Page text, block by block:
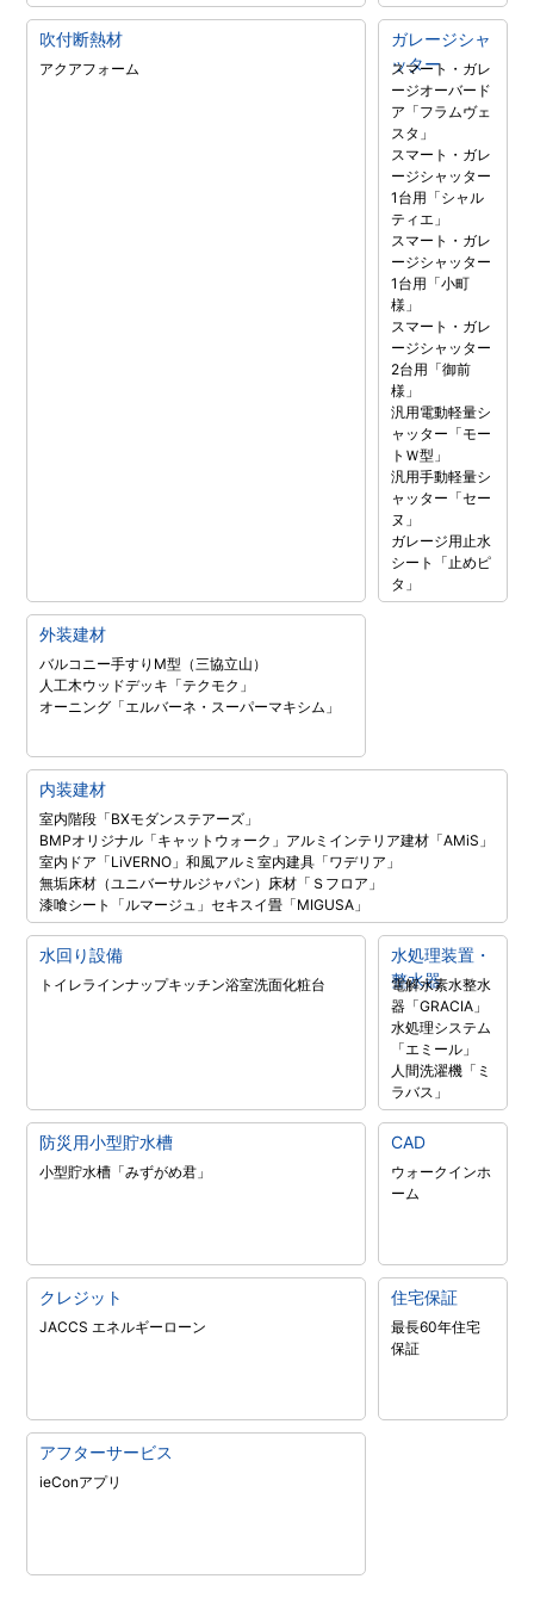
吹付断熱材
アクアフォーム
ガレージシャ
ッター
スマート・ガレ
ージオーバード
ア「フラムヴェ
スタ」
スマート・ガレ
ージシャッター
1台用「シャル
ティエ」
スマート・ガレ
ージシャッター
1台用「小町
様」
スマート・ガレ
ージシャッター
2台用「御前
様」
汎用電動軽量シ
ャッター「モー
トＷ型」
汎用手動軽量シ
ャッター「セー
ヌ」
ガレージ用止水
シート「止めピ
タ」
外装建材
バルコニー手すりM型（三協立山）
人工木ウッドデッキ「テクモク」
オーニング「エルバーネ・スーパーマキシム」
内装建材
室内階段「BXモダンステアーズ」
BMPオリジナル「キャットウォーク」 アルミインテリア建材「AMiS」
室内ドア「LiVERNO」和風アルミ室内建具「ワデリア」
無垢床材（ユニバーサルジャパン） 床材「Ｓフロア」
漆喰シート「ルマージュ」セキスイ畳「MIGUSA」
水回り設備
トイレラインナップキッチン浴室洗面化粧台
水処理装置・
整水器
電解水素水整水
器「GRACIA」
水処理システム
「エミール」
人間洗濯機「ミ
ラバス」
防災用小型貯水槽
小型貯水槽「みずがめ君」
CAD
ウォークインホ
ーム
クレジット
JACCS エネルギーローン
住宅保証
最長60年住宅
保証
アフターサービス
ieConアプリ